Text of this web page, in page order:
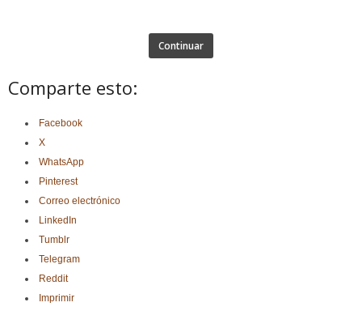
Continuar
Comparte esto:
Facebook
X
WhatsApp
Pinterest
Correo electrónico
LinkedIn
Tumblr
Telegram
Reddit
Imprimir